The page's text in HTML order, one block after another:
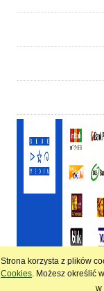
Strona korzysta z plików
Cookies. Możesz określić
w